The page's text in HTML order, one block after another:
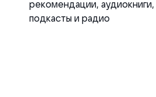
рекомендации, аудиокниги,
подкасты и радио